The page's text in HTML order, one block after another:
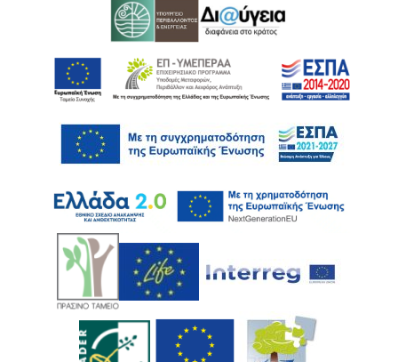
Ακολουθήστε μας